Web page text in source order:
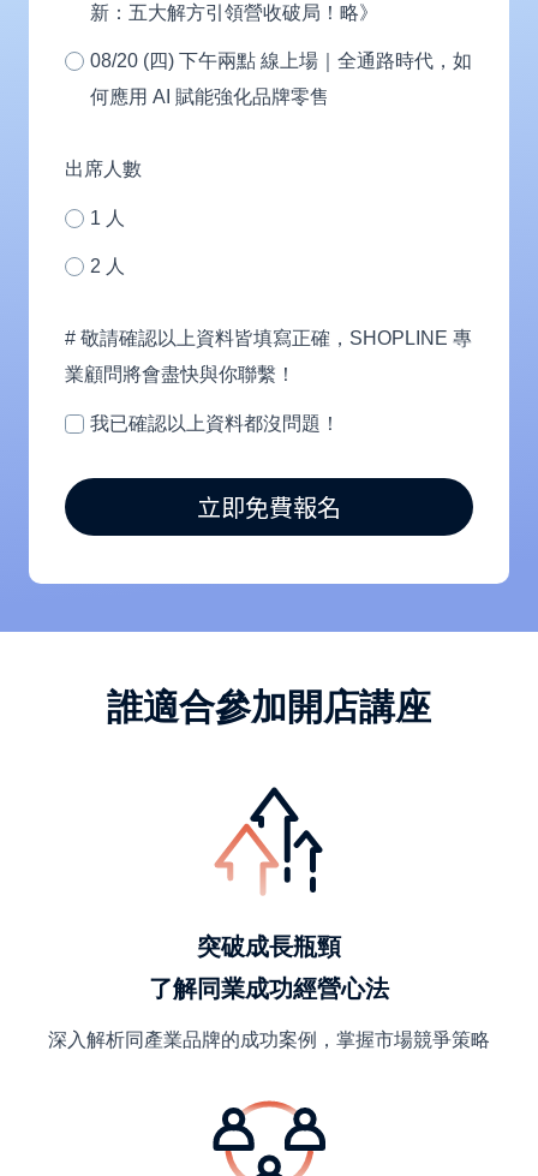
(個
SHOPLINE
務？
新：五大解方引領營收破局！略》
08/20 (四) 下午兩點 線上場｜全通路時代，如
何應用 AI 賦能強化品牌零售
出席人數
1 人
2 人
# 敬請確認以上資料皆填寫正確，SHOPLINE 專
業顧問將會盡快與你聯繫！
我已確認以上資料都沒問題！
立即免費報名
誰適合參加開店講座
突破成長瓶頸
了解同業成功經營心法
深入解析同產業品牌的成功案例，掌握市場競爭策略